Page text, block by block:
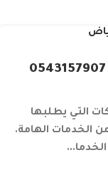
التي يطلبها
الخدمات الهامة.